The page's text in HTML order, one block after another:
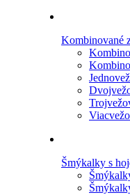
Kombinované
Šmýkalky s